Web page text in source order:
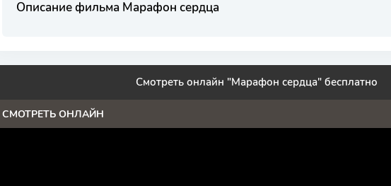
Описание фильма Марафон сердца
Смотреть онлайн "Марафон сердца" бесплатно
СМОТРЕТЬ ОНЛАЙН